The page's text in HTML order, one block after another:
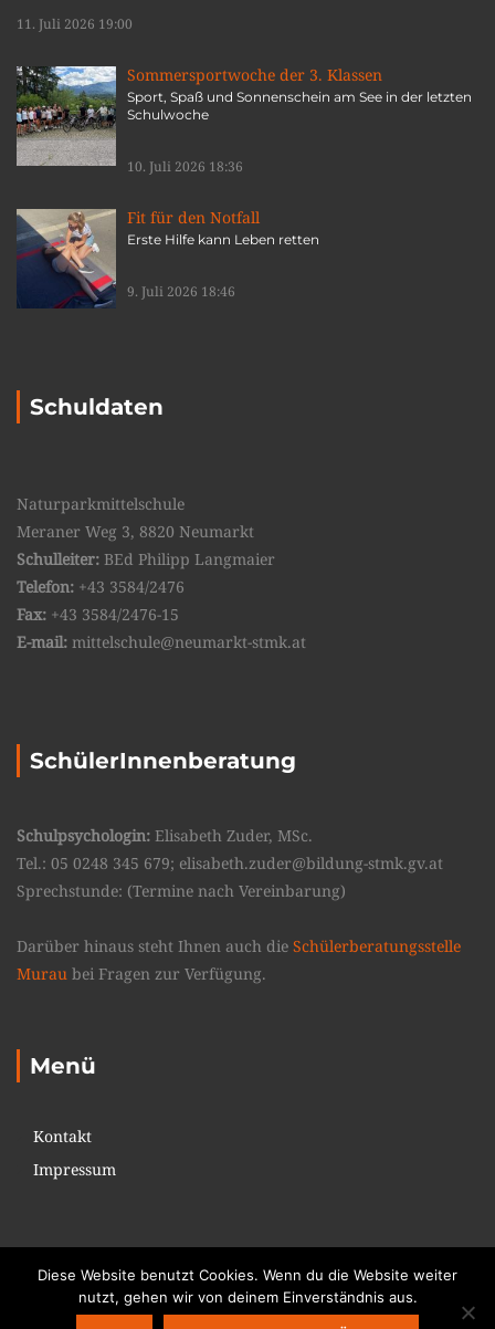
11. Juli 2026 19:00
Sommersportwoche der 3. Klassen
Sport, Spaß und Sonnenschein am See in der letzten
Schulwoche
10. Juli 2026 18:36
Fit für den Notfall
Erste Hilfe kann Leben retten
9. Juli 2026 18:46
Schuldaten
Naturparkmittelschule
Meraner Weg 3, 8820 Neumarkt
Schulleiter: BEd Philipp Langmaier
Telefon: +43 3584/2476
Fax: +43 3584/2476-15
E-mail: mittelschule@neumarkt-stmk.at
SchülerInnenberatung
Schulpsychologin: Elisabeth Zuder, MSc.
Tel.: 05 0248 345 679; elisabeth.zuder@bildung-stmk.gv.at
Sprechstunde: (Termine nach Vereinbarung)
Darüber hinaus steht Ihnen auch die Schülerberatungsstelle
Murau bei Fragen zur Verfügung.
Menü
Kontakt
Impressum
Copyright © 2017. All rights reserved. Theme: Education Pack
Diese Website benutzt Cookies. Wenn du die Website weiter
nutzt, gehen wir von deinem Einverständnis aus.